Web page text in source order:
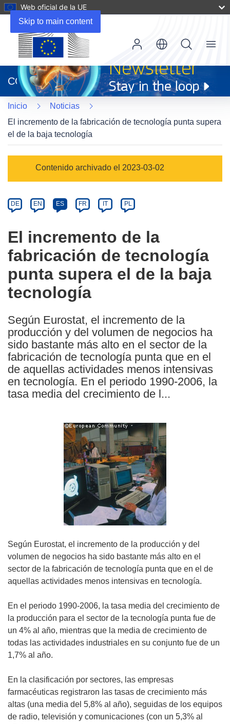
Skip to main content
Web oficial de la UE
abrirá
en
una
nueva
ventana)
CORDIS
Menu
Inicio
Noticias
El incremento de la fabricación de tecnología punta supera
el de la baja tecnología
Category
Contenido archivado el 2023-03-02
Article
available
the
following
languages:
DE EN ES FR IT PL
El incremento de la
fabricación de tecnología
punta supera el de la baja
tecnología
Según Eurostat, el incremento de la
producción y del volumen de negocios ha
sido bastante más alto en el sector de la
fabricación de tecnología punta que en el
de aquellas actividades menos intensivas
en tecnología. En el periodo 1990-2006, la
tasa media del crecimiento de l...
Según Eurostat, el incremento de la producción y del
volumen de negocios ha sido bastante más alto en el
sector de la fabricación de tecnología punta que en el de
aquellas actividades menos intensivas en tecnología.
En el periodo 1990-2006, la tasa media del crecimiento de
la producción para el sector de la tecnología punta fue de
un 4% al año, mientras que la media de crecimiento de
todas las actividades industriales en su conjunto fue de un
1,7% al año.
En la clasificación por sectores, las empresas
farmacéuticas registraron las tasas de crecimiento más
altas (una media del 5,8% al año), seguidas de los equipos
de radio, televisión y comunicaciones (con un 5,3% al